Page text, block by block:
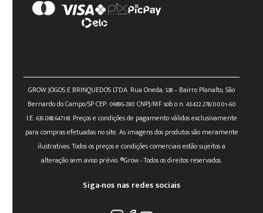
GROW JOGOS E BRINQUEDOS LTDA. Rua Oneda, 538 – Bairro Planalto, São
Bernardo do Campo/SP CEP: 09895-280 CNPJ/MF sob o n. 43.422.278/0001-60
I.E: 635.088.647.118. Preços e condições de pagamento válidos exclusivamente
para compras efetuadas no site. As imagens dos produtos são meramente
ilustrativas. Todos os preços e condições comerciais estão sujeitos a
alteração sem aviso prévio. ®Grow - Todos os direitos reservados.
Siga-nos nas redes sociais